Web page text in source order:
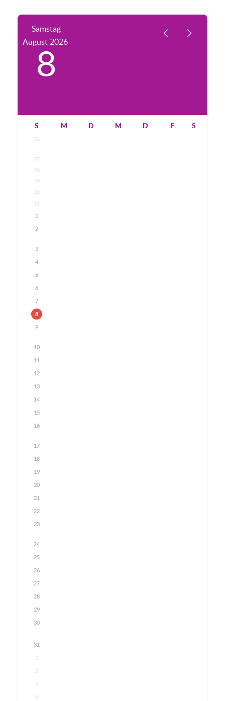
Samstag
August 2026
8
S M D M D F S
26
27
28
29
30
31
1
2
3
4
5
6
7
8
9
10
11
12
13
14
15
16
17
18
19
20
21
22
23
24
25
26
27
28
29
30
31
1
2
3
4